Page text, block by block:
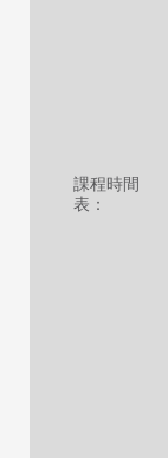
課程時間
表：